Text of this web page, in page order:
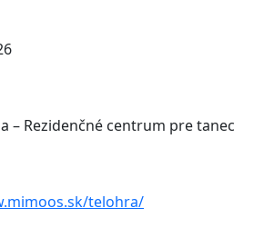
– Rezidenčné centrum pre tanec
telohra/